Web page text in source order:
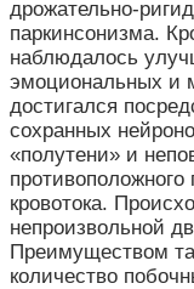
дрожательно-
паркинсонизма.
наблюдалось
эмоциональных и
достигался
сохранных
«полутени» и
кровотока.
непроизвольной
Преимуществом
количество